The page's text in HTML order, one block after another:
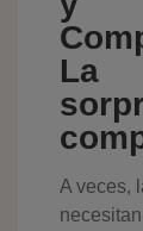
La
A veces,